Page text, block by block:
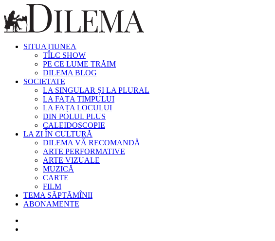
SITUAȚIUNEA
TÎLC SHOW
PE CE LUME TRĂIM
DILEMA BLOG
SOCIETATE
LA SINGULAR ȘI LA PLURAL
LA FAȚA TIMPULUI
LA FAȚA LOCULUI
DIN POLUL PLUS
CALEIDOSCOPIE
LA ZI ÎN CULTURĂ
DILEMA VĂ RECOMANDĂ
ARTE PERFORMATIVE
ARTE VIZUALE
MUZICĂ
CARTE
FILM
TEMA SĂPTĂMÎNII
ABONAMENTE